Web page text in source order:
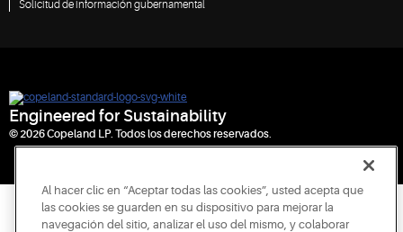
Solicitud de información gubernamental
Engineered for Sustainability
© 2026 Copeland LP. Todos los derechos reservados.
Al hacer clic en “Aceptar todas las cookies”, usted acepta que
las cookies se guarden en su dispositivo para mejorar la
navegación del sitio, analizar el uso del mismo, y colaborar